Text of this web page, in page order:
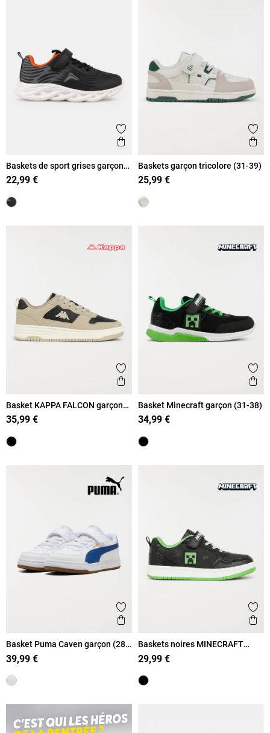
Ajouter aux favoris
Aperçu rapide
Baskets de sport grises garçon
(31-36))
22,99 €
Baskets garçon tricolore (31-39)
25,99 €
Ajouter aux favoris
Aperçu rapide
Basket KAPPA FALCON garçon
(31-39)
35,99 €
Basket Minecraft garçon (31-38)
34,99 €
Ajouter aux favoris
Aperçu rapide
Basket Puma Caven garçon (28-
35)
39,99 €
Baskets noires MINECRAFT
garçon (31-38)
29,99 €